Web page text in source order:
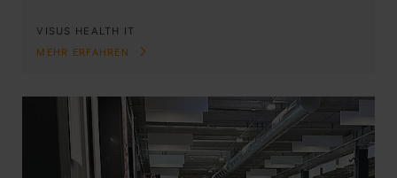
VISUS HEALTH IT
MEHR ERFAHREN